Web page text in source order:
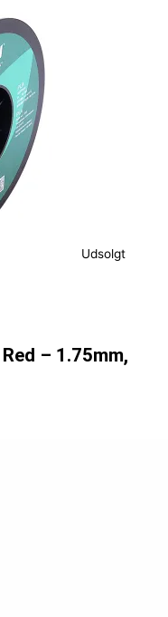
Udsolgt
– 1.75mm,